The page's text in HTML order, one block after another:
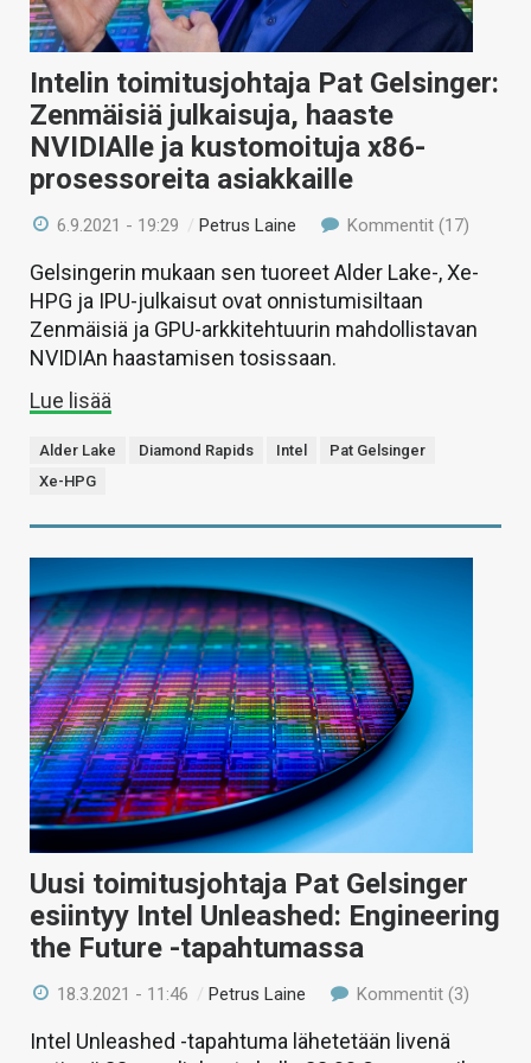
Intelin toimitusjohtaja Pat Gelsinger:
Zenmäisiä julkaisuja, haaste
NVIDIAlle ja kustomoituja x86-
prosessoreita asiakkaille
6.9.2021 - 19:29 /Petrus Laine Kommentit (17)
Gelsingerin mukaan sen tuoreet Alder Lake-, Xe-
HPG ja IPU-julkaisut ovat onnistumisiltaan
Zenmäisiä ja GPU-arkkitehtuurin mahdollistavan
NVIDIAn haastamisen tosissaan.
Lue lisää
Alder Lake Diamond Rapids Intel
Pat Gelsinger
Xe-HPG
Uusi toimitusjohtaja Pat Gelsinger
esiintyy Intel Unleashed: Engineering
the Future -tapahtumassa
18.3.2021 - 11:46 /Petrus Laine Kommentit (3)
Intel Unleashed -tapahtuma lähetetään livenä